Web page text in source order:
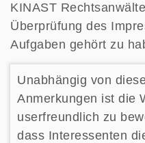
KINAST
Überprüfung des
Aufgaben gehört zu
Unabhängig von
Anmerkungen ist die
userfreundlich zu
dass Interessenten